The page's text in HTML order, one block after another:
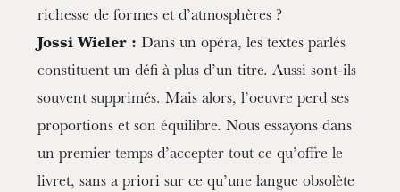
richesse de formes et d’atmosphères ?
Jossi Wieler : Dans un opéra, les textes parlés
constituent un défi à plus d’un titre. Aussi sont-ils
souvent supprimés. Mais alors, l’oeuvre perd ses
proportions et son équilibre. Nous essayons dans
un premier temps d’accepter tout ce qu’offre le
livret, sans a priori sur ce qu’une langue obsolète